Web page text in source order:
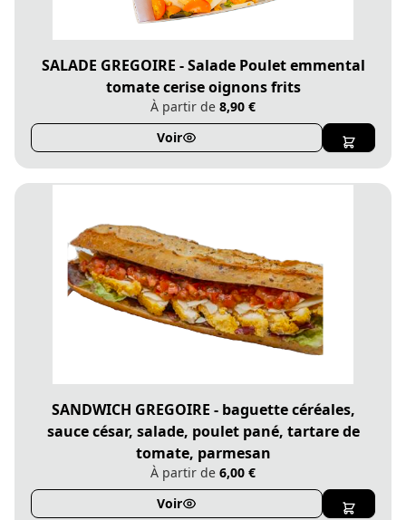
SALADE GREGOIRE - Salade Poulet emmental
tomate cerise oignons frits
À partir de 8,90 €
Voir
SANDWICH GREGOIRE - baguette céréales,
sauce césar, salade, poulet pané, tartare de
tomate, parmesan
À partir de 6,00 €
Voir